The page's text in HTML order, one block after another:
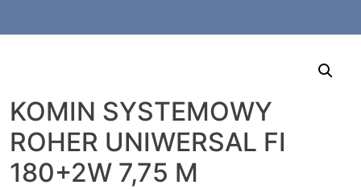
KOMIN SYSTEMOWY
ROHER UNIWERSAL FI
180+2W 7,75 M